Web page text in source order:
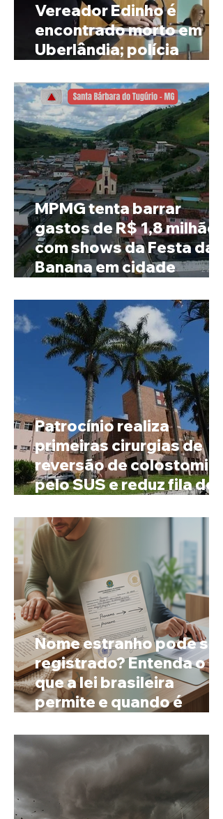
Vereador Edinho é
encontrado morto em
Uberlândia; polícia
MPMG tenta barrar
gastos de R$ 1,8 milhão
com shows da Festa da
Banana em cidade
4 mil habitantes
Patrocínio realiza
primeiras cirurgias de
reversão de colostomia
pelo SUS e reduz fila de
Nome estranho pode ser
registrado? Entenda o
que a lei brasileira
permite e quando é
prenome